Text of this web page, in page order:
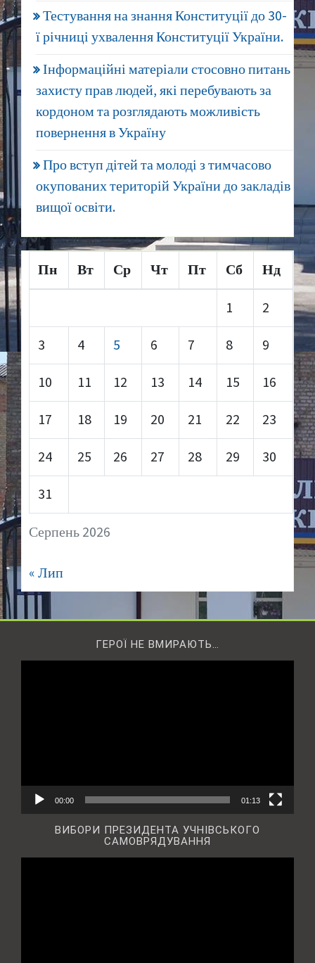
Тестування на знання Конституції до 30-
ї річниці ухвалення Конституції України.
Інформаційні матеріали стосовно питань
захисту прав людей, які перебувають за
кордоном та розглядають можливість
повернення в Україну
Про вступ дітей та молоді з тимчасово
окупованих територій України до закладів
вищої освіти.
Серпень 2026
Пн Вт Ср Чт Пт Сб Нд
1 2
3 4 5 6 7 8 9
10 11 12 13 14 15 16
17 18 19 20 21 22 23
24 25 26 27 28 29 30
31
« Лип
ГЕРОЇ НЕ ВМИРАЮТЬ…
00:00 01:13
ВИБОРИ ПРЕЗИДЕНТА УЧНІВСЬКОГО
САМОВРЯДУВАННЯ